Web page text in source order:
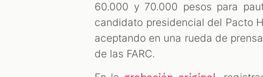
60.000 y 70.000 pesos para
candidato presidencial del Pacto
aceptando en una rueda de
de las FARC.